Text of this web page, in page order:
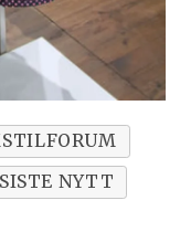
SISTE NYTT